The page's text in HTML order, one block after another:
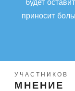
будет
приносит
УЧАСТНИКОВ
МНЕНИЕ